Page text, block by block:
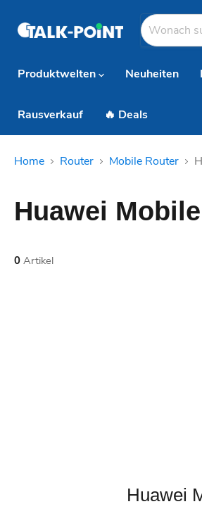
Produktwelten
Neuheiten
Rausverkauf 🔥 Deals
Home Router Mobile Router
Huawei
0 Artikel
Huawei